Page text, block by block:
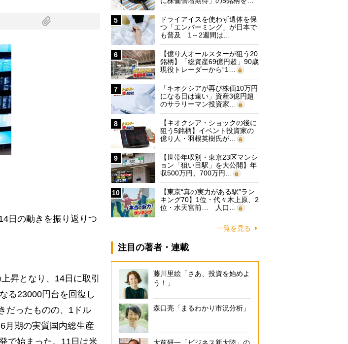
日の動きを振り返りつ
昇となり、14日に取引
る23000円台を回復し
だったものの、1ドル
月期の実質国内総生産
で始まった。11日は米
5
ドライアイスを使わず遺体を保
つ「エンバーミング」が日本で
も普及 1～2週間は…
6
【億り人オールスターが狙う20
銘柄】「総資産69億円超」90歳
現役トレーダーから“1…
7
「キオクシアが再び株価10万円
になる日は遠い」資産3億円超
のサラリーマン投資家…
8
【キオクシア・ショックの後に
狙う5銘柄】イベント投資家の
億り人・羽根英樹氏が…
9
【世帯年収別・東京23区マンシ
ョン「狙い目駅」を大公開】年
収500万円、700万円…
10
【東京“真の実力がある駅”ラン
キング70】1位・代々木上原、2
位・水天宮前… 人口…
一覧を見る
注目の著者・連載
藤川里絵「さあ、投資を始めよ
う！」
森口亮「まるわかり市況分析」